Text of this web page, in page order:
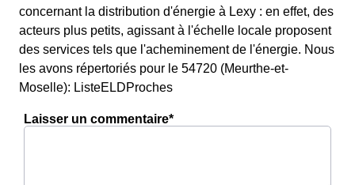
concernant la distribution d'énergie à Lexy : en effet, des
acteurs plus petits, agissant à l'échelle locale proposent
des services tels que l'acheminement de l'énergie. Nous
les avons répertoriés pour le 54720 (Meurthe-et-
Moselle): ListeELDProches
Laisser un commentaire*